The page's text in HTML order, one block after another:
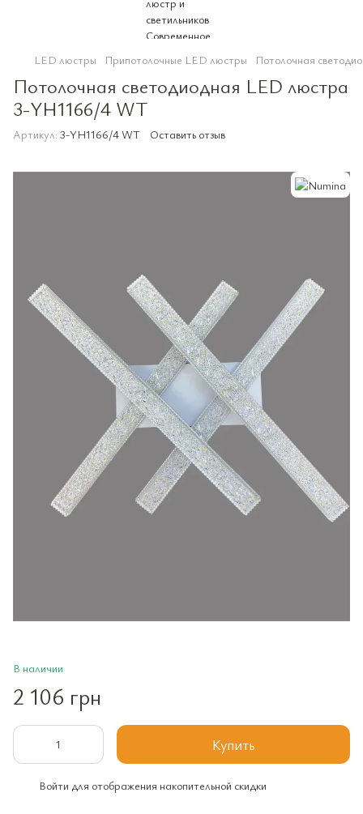
LED люстры Припотолочные LED люстры Потолочная
Потолочная светодиодная LED люстра
3-YH1166/4 WT
Артикул: 3-YH1166/4 WT Оставить отзыв
В наличии
2 106 грн
Купить
Войти для отображения накопительной скидки